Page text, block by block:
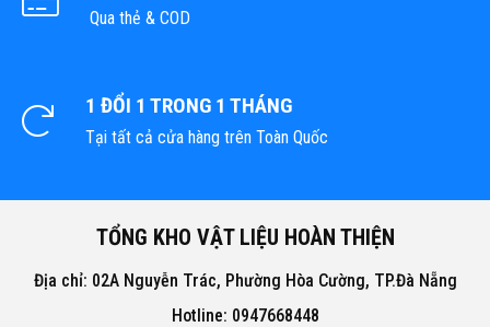
Qua thẻ & COD
1 ĐỔI 1 TRONG 1 THÁNG
Tại tất cả cửa hàng trên Toàn Quốc
TỔNG KHO VẬT LIỆU HOÀN THIỆN
Địa chỉ: 02A Nguyễn Trác, Phường Hòa Cường, TP.Đà Nẵng
Hotline: 0947668448